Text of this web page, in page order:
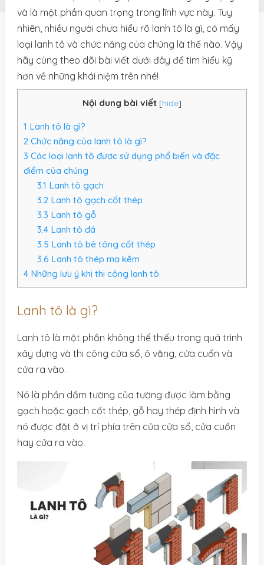
và là một phần quan trọng trong lĩnh vực này. Tuy
nhiên, nhiều người chưa hiểu rõ lanh tô là gì, có mấy
loại lanh tô và chức năng của chúng là thế nào. Vậy
hãy cùng theo dõi bài viết dưới đây để tìm hiểu kỹ
hơn về những khái niệm trên nhé!
Nội dung bài viết [hide]
1 Lanh tô là gì?
2Chức năng của lanh tô là gì?
3 Các loại lanh tô được sử dụng phổ biến và đặc
điểm của chúng
3.1 Lanh tô gạch
3.2Lanh tô gạch cốt thép
3.3 Lanh tô gỗ
3.4Lanh tô đá
3.5 Lanh tô bê tông cốt thép
3.6 Lanh tô thép mạ kẽm
4Những lưu ý khi thi công lanh tô
Lanh tô là gì?
Lanh tô là một phần không thể thiếu trong quá trình
xây dựng và thi công cửa sổ, ô văng, cửa cuốn và
cửa ra vào.
Nó là phần dầm tường của tường được làm bằng
gạch hoặc gạch cốt thép, gỗ hay thép định hình và
nó được đặt ở vị trí phía trên của cửa sổ, cửa cuốn
hay cửa ra vào.